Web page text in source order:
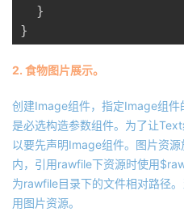
}
}
2. 食物图片展示。
创建Image组件，指定Image组
是必选构造参数组件。为了让
以要先声明Image组件。图片资
内，引用rawfile下资源时使用
为rawfile目录下的文件相对路径
用图片资源。